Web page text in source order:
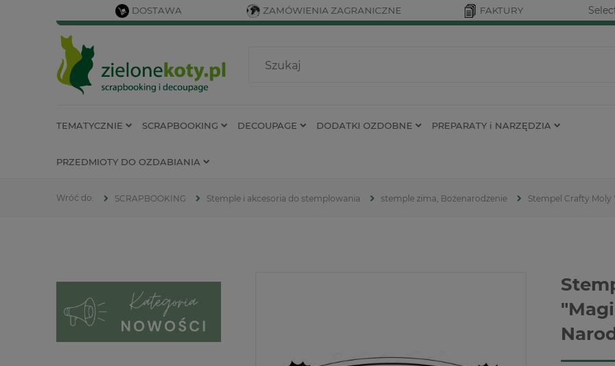
DOSTAWA ZAMÓWIENIA ZAGRANICZNE FAKTURY
TEMATYCZNIE SCRAPBOOKING DECOUPAGE DODATKI OZDOBNE PREPARATY i NARZĘDZIA
PRZEDMIOTY DO OZDABIANIA
SCRAPBOOKING Stemple i akcesoria do stemplowania stemple zima, Bożenarodzenie Stempel Crafty Moly